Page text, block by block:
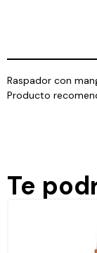
Raspador con
Producto
Te